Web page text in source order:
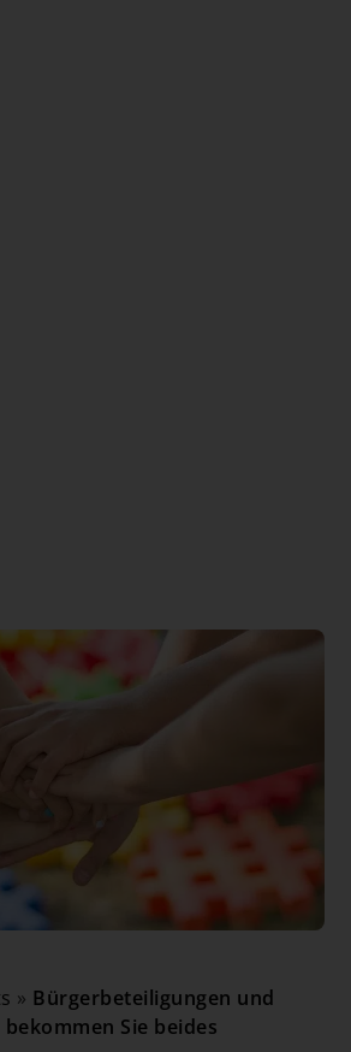
» Bürgerbeteiligungen und
Sie beides